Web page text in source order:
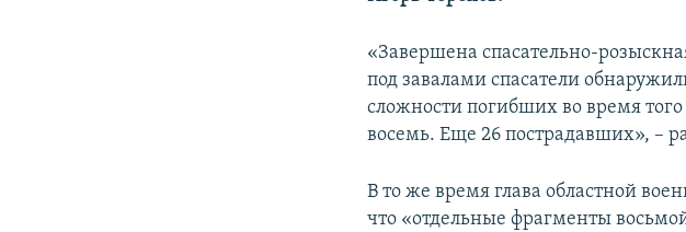
«Завершена спасательно-
под завалами спасатели
сложности погибших во время
восемь. Еще 26 пострадавших», –
В то же время глава областной
что «отдельные фрагменты